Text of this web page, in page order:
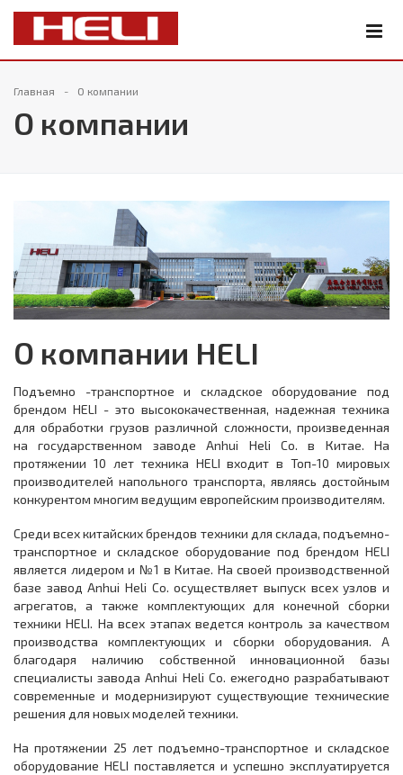
Главная О компании
О компании
О компании HELI
Подъемно -транспортное и складское оборудование под
брендом HELI - это высококачественная, надежная техника
для обработки грузов различной сложности, произведенная
на государственном заводе Anhui Heli Co. в Китае. На
протяжении 10 лет техника HELI входит в Топ-10 мировых
производителей напольного транспорта, являясь достойным
конкурентом многим ведущим европейским производителям.
Среди всех китайских брендов техники для склада, подъемно-
транспортное и складское оборудование под брендом HELI
является лидером и №1 в Китае. На своей производственной
базе завод Anhui Heli Co. осуществляет выпуск всех узлов и
агрегатов, а также комплектующих для конечной сборки
техники HELI. На всех этапах ведется контроль за качеством
производства комплектующих и сборки оборудования. А
благодаря наличию собственной инновационной базы
специалисты завода Anhui Heli Co. ежегодно разрабатывают
современные и модернизируют существующие технические
решения для новых моделей техники.
На протяжении 25 лет подъемно-транспортное и складское
оборудование HELI поставляется и успешно эксплуатируется